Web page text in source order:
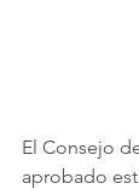
El Consejo
aprobado